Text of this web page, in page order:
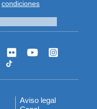
condiciones
Aviso legal